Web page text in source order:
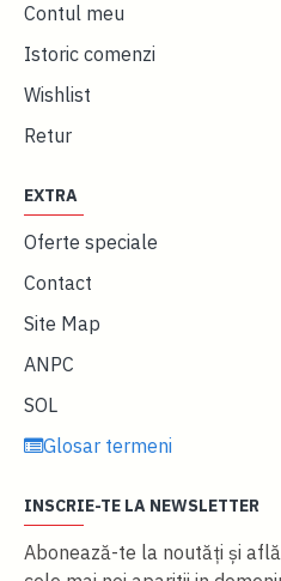
Contul meu
Istoric comenzi
Wishlist
Retur
EXTRA
Oferte speciale
Contact
Site Map
ANPC
SOL
Glosar termeni
INSCRIE-TE LA NEWSLETTER
Abonează-te la noutăţi și